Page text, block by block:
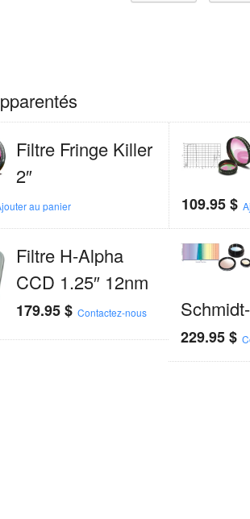
Filtre Fringe Killer
2″
au panier 109.95$
Filtre H-Alpha
CCD 1.25″ 12nm
179.95$ Contactez-nous
229.95$